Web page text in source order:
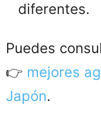
diferentes.
Puedes
👉 mejores
Japón.